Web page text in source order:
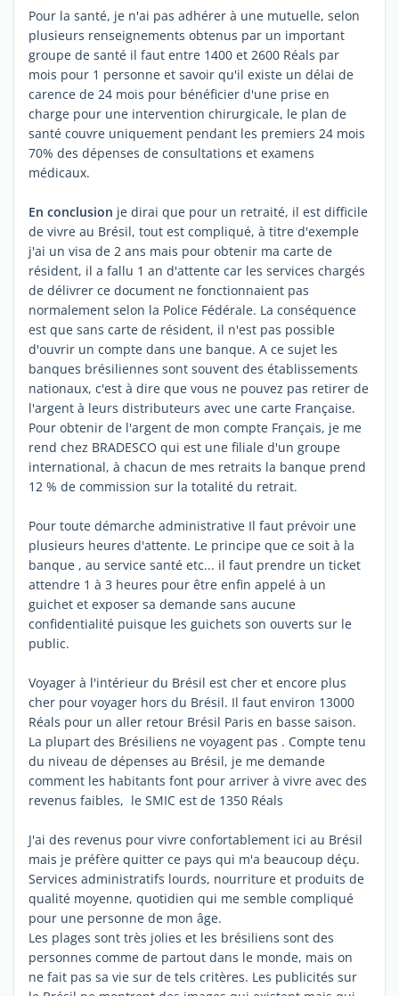
Pour la santé, je n'ai pas adhérer à une mutuelle, selon
plusieurs renseignements obtenus par un important
groupe de santé il faut entre 1400 et 2600 Réals par
mois pour 1 personne et savoir qu'il existe un délai de
carence de 24 mois pour bénéficier d'une prise en
charge pour une intervention chirurgicale, le plan de
santé couvre uniquement pendant les premiers 24 mois
70% des dépenses de consultations et examens
médicaux.
En conclusion je dirai que pour un retraité, il est difficile
de vivre au Brésil, tout est compliqué, à titre d'exemple
j'ai un visa de 2 ans mais pour obtenir ma carte de
résident, il a fallu 1 an d'attente car les services chargés
de délivrer ce document ne fonctionnaient pas
normalement selon la Police Fédérale. La conséquence
est que sans carte de résident, il n'est pas possible
d'ouvrir un compte dans une banque. A ce sujet les
banques brésiliennes sont souvent des établissements
nationaux, c'est à dire que vous ne pouvez pas retirer de
l'argent à leurs distributeurs avec une carte Française.
Pour obtenir de l'argent de mon compte Français, je me
rend chez BRADESCO qui est une filiale d'un groupe
international, à chacun de mes retraits la banque prend
12 % de commission sur la totalité du retrait.
Pour toute démarche administrative Il faut prévoir une
plusieurs heures d'attente. Le principe que ce soit à la
banque , au service santé etc... il faut prendre un ticket
attendre 1 à 3 heures pour être enfin appelé à un
guichet et exposer sa demande sans aucune
confidentialité puisque les guichets son ouverts sur le
public.
Voyager à l'intérieur du Brésil est cher et encore plus
cher pour voyager hors du Brésil. Il faut environ 13000
Réals pour un aller retour Brésil Paris en basse saison.
La plupart des Brésiliens ne voyagent pas . Compte tenu
du niveau de dépenses au Brésil, je me demande
comment les habitants font pour arriver à vivre avec des
revenus faibles, le SMIC est de 1350 Réals
J'ai des revenus pour vivre confortablement ici au Brésil
mais je préfère quitter ce pays qui m'a beaucoup déçu.
Services administratifs lourds, nourriture et produits de
qualité moyenne, quotidien qui me semble compliqué
pour une personne de mon âge.
Les plages sont très jolies et les brésiliens sont des
personnes comme de partout dans le monde, mais on
ne fait pas sa vie sur de tels critères. Les publicités sur